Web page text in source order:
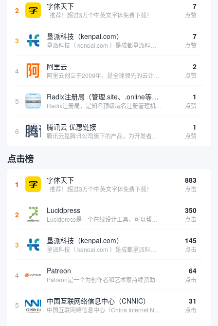
2 字体天下
推荐！超过3万个中英文字体免费下载！
7
点赞
3 垦派科技（kenpai.com） 7
点赞
4 阿里云 2
点赞
5 Radix注册局（管理.site、.online等顶级域名） 1
点赞
6 腾讯云 优惠链接 1
点赞
点击榜
1 字体天下
推荐！超过3万个中英文字体免费下载！
883
点击
2 Lucidpress 350
点击
3 垦派科技（kenpai.com） 145
点击
4 Patreon 64
点击
5 中国互联网络信息中心（CNNIC） 31
点击